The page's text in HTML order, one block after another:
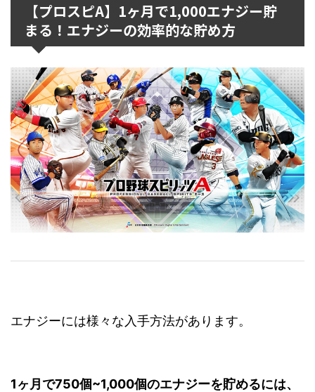
【プロスピA】1ヶ月で1,000エナジー貯
まる！エナジーの効率的な貯め方
エナジーには様々な入手方法があります。
1ヶ月で750個~1,000個のエナジーを貯めるには、